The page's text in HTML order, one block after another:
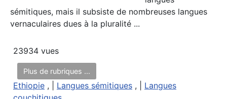
sémitiques, mais il subsiste de nombreuses langues
vernaculaires dues à la pluralité ...
23934 vues
Plus de rubriques ...
Ethiopie , | Langues sémitiques , | Langues